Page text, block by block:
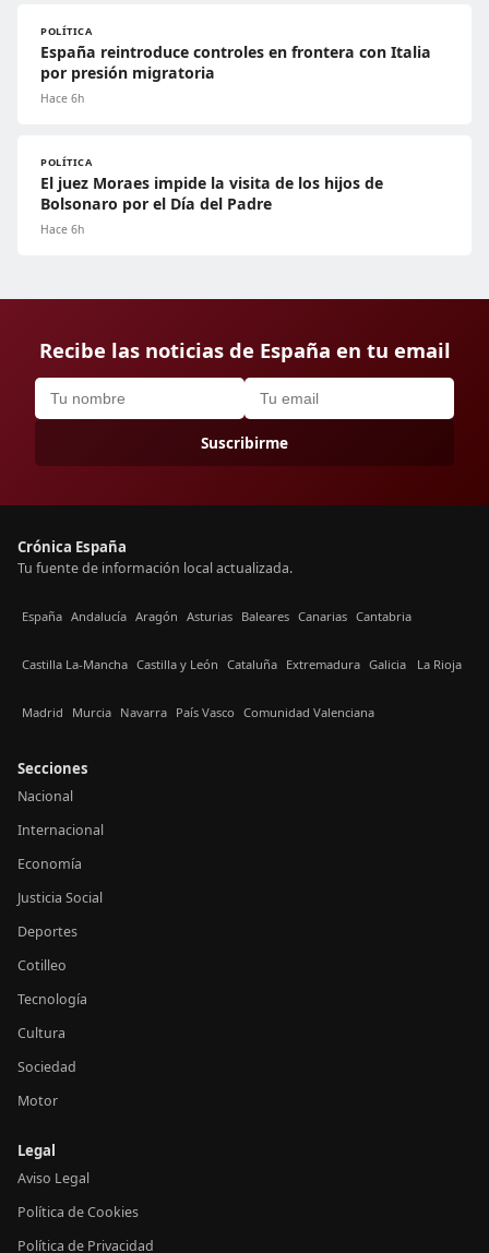
POLÍTICA
España reintroduce controles en frontera con Italia
por presión migratoria
Hace 6h
POLÍTICA
El juez Moraes impide la visita de los hijos de
Bolsonaro por el Día del Padre
Hace 6h
Recibe las noticias de España en tu email
Suscribirme
Crónica España
Tu fuente de información local actualizada.
España Andalucía Aragón Asturias Baleares Canarias Cantabria
Castilla La-Mancha Castilla y León Cataluña Extremadura Galicia La Rioja
Madrid Murcia Navarra País Vasco Comunidad Valenciana
Secciones
Nacional
Internacional
Economía
Justicia Social
Deportes
Cotilleo
Tecnología
Cultura
Sociedad
Motor
Legal
Aviso Legal
Política de Cookies
Política de Privacidad